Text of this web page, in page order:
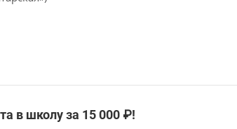
в школу за 15 000 ₽!